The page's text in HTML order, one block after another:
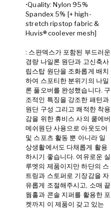
•Quality: Nylon 95%
Spandex 5% [+ high-
stretch ripstop fabric &
Huvis® coolever mesh]
: 스판덱스가 포함된 부드러운
경량 나일론 원단과 고신축사
립스탑 원단을 조화롭게 배치
하여 스포티한 분위기의 나일
론 풀오버를 완성했습니다. 구
조적인 특징을 강조한 패턴과
원단 구성 그리고 쾌적한 착용
감을 위한 휴비스 사의 쿨에버
메쉬원단 사용으로 아웃도어
및 스포츠 활동 뿐 아니라 일
상생활에서도 다채롭게 활용
하시기 좋습니다. 여유로운 실
루엣의 제품이지만 하단의 스
트링과 스토퍼로 기장감을 자
유롭게 조절해주시고, 소매 끝
웜홀과 콘솔 지퍼를 활용한 포
켓까지 이 제품이 갖고 있는